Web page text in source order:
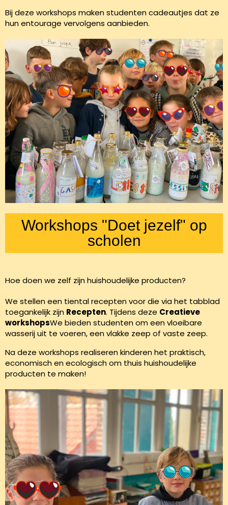
Bij deze workshops maken studenten cadeautjes dat ze
hun entourage vervolgens aanbieden.
Workshops "Doet jezelf" op
scholen
Hoe doen we zelf zijn huishoudelijke producten?
We stellen een tiental recepten voor die via het tabblad
toegankelijk zijn Recepten. Tijdens deze Creatieve
workshopsWe bieden studenten om een vloeibare
wasserij uit te voeren, een vlakke zeep of vaste zeep.
Na deze workshops realiseren kinderen het praktisch,
economisch en ecologisch om thuis huishoudelijke
producten te maken!